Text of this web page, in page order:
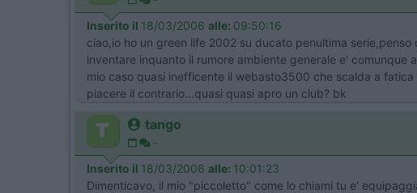
Inserito il 18/03/2006 alle: 09:50:16
ciao,io ho un green life 2002 su ducato penultima
inventare inquanto il rumore ambiente generale e'
mio caso quasi inefficente il webasto3500 che scalda a
piacere il contrario...quasi quasi apro un club? bk
tango
-
Inserito il 18/03/2006 alle: 10:01:23
Dimenticavo, il mio "piccoletto" come lo chiami tu e'